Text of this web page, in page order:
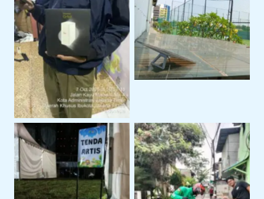
Internet Alternatif
Dengan Sewa Modem
Orbit
Sewa Starlink Mini
Untuk Kebutuhan
Internet Portable
Penggunaan Untuk
Event Outdoor
Pengiriman Perangkat